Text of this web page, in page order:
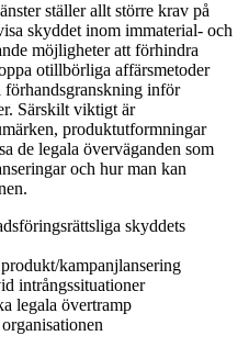
ställer allt större krav på
skyddet inom immaterial- och
möjligheter att förhindra
otillbörliga affärsmetoder
förhandsgranskning inför
Särskilt viktigt är
produktutformningar
de legala överväganden som
och hur man kan
skyddets
kampanjlansering
intrångssituationer
legala övertramp